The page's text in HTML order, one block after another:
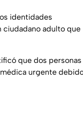
identidades
ciudadano adulto que
que dos personas
urgente